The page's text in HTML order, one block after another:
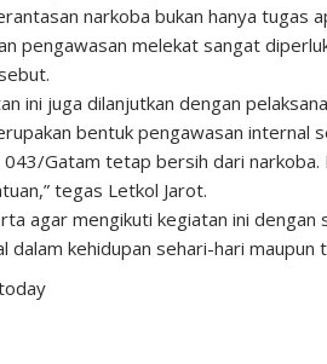
narkoba bukan hanya tugas
pengawasan melekat sangat
ini juga dilanjutkan dengan
bentuk pengawasan internal
Gatam tetap bersih dari narkoba.
tegas Letkol Jarot.
agar mengikuti kegiatan ini
dalam kehidupan sehari-hari maupun